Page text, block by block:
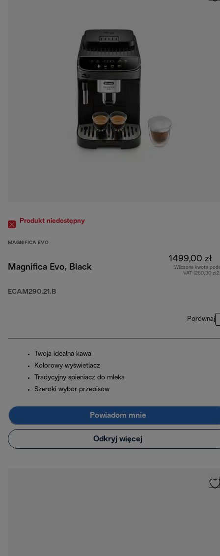
Produkt niedostępny
MAGNIFICA EVO
Magnifica Evo, Black
ECAM290.21.B
1499,00 zł
Wliczona kwota
VAT (280,30
Porównaj
Twoja idealna kawa
Kolorowy wyświetlacz
Tradycyjny spieniacz do mleka
Szeroki wybór przepisów
Powiadom mnie
Odkryj więcej